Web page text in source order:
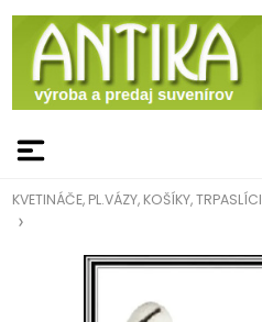
KVETINÁČE, PL.VÁZY, KOŠÍKY, TRPASLÍCI